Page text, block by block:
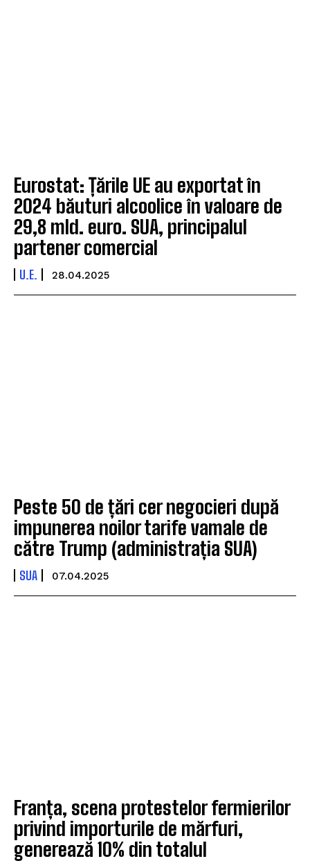
Eurostat: Țările UE au exportat în
2024 băuturi alcoolice în valoare de
29,8 mld. euro. SUA, principalul
partener comercial
U.E. 28.04.2025
Peste 50 de țări cer negocieri după
impunerea noilor tarife vamale de
către Trump (administrația SUA)
SUA 07.04.2025
Franța, scena protestelor fermierilor
privind importurile de mărfuri,
generează 10% din totalul